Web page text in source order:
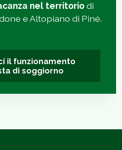
nel territoriodi
e Altopiano di Piné.
il funzionamento
di soggiorno